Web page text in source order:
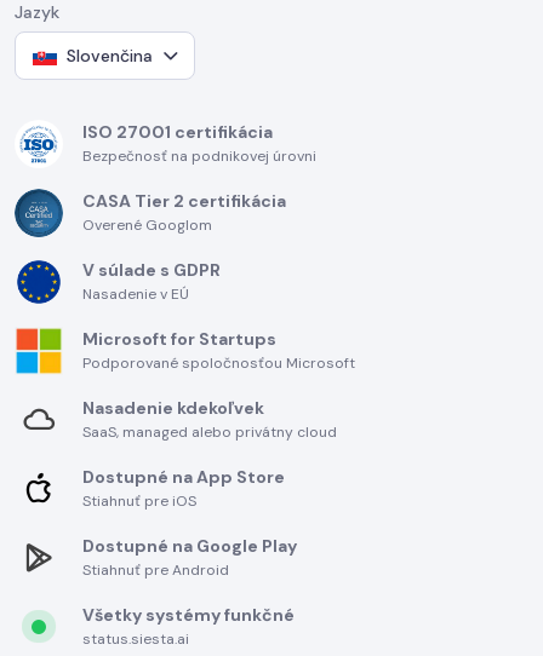
Jazyk
Slovenčina
ISO 27001 certifikácia
Bezpečnosť na podnikovej úrovni
CASA Tier 2 certifikácia
Overené Googlom
V súlade s GDPR
Nasadenie v EÚ
Microsoft for Startups
Podporované spoločnosťou Microsoft
Nasadenie kdekoľvek
SaaS, managed alebo privátny cloud
Dostupné na App Store
Stiahnuť pre iOS
Dostupné na Google Play
Stiahnuť pre Android
Všetky systémy funkčné
status.siesta.ai